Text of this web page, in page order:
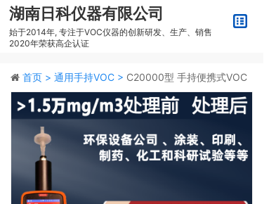
湖南日科仪器有限公司
始于2014年, 专注于VOC仪器的创新研发、生产、销售
2020年荣获高企认证
首页 > 通用手持VOC > C20000型 手持便携式VOC
检测仪PV6001-VOC-EX